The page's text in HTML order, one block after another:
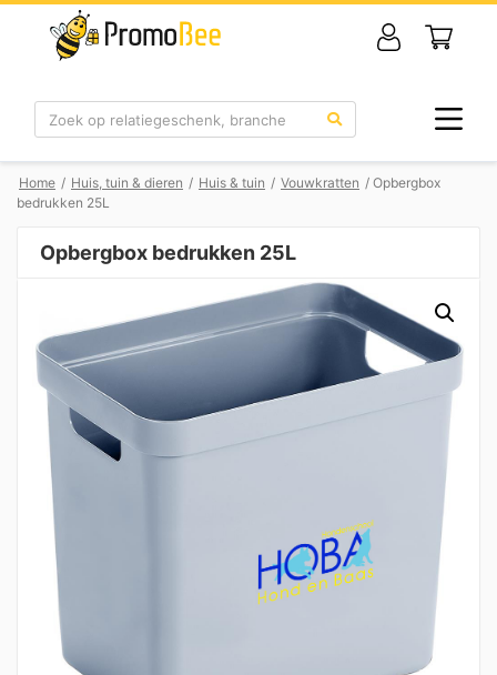
Zoek
Home / Huis, tuin & dieren / Huis & tuin / Vouwkratten / Opbergbox
bedrukken 25L
Opbergbox bedrukken 25L